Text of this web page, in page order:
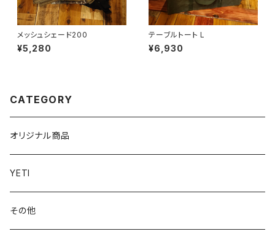
メッシュシェード200
¥5,280
テーブルトート L
¥6,930
CATEGORY
オリジナル商品
YETI
その他